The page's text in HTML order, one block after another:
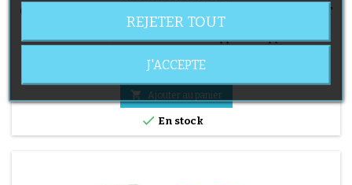
CHAMBRE À AIR 12 1/2X2 1/4 POUSSETTE OUT N ABOUT
NIPPER
Chambre à air 12 1/2x2 1/4 Out n About Nipper et Nipper 360 V2
Prix
7,90 €
 Ajouter au panier
 En stock
REJETER TOUT
J'ACCEPTE